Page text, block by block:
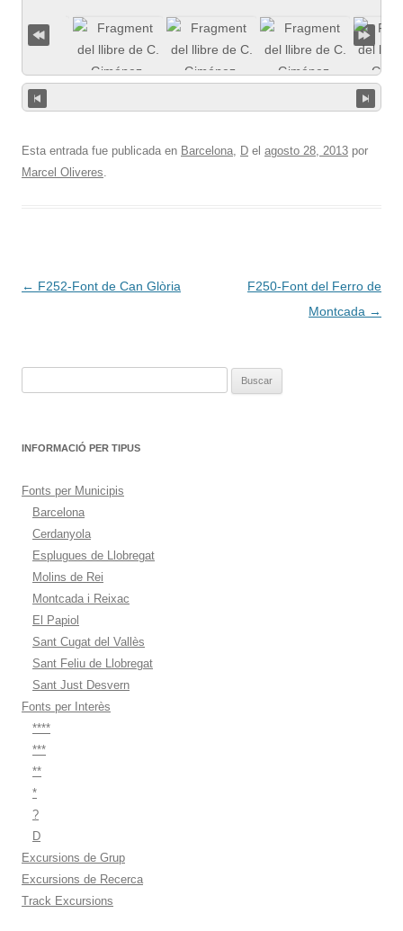
Esta entrada fue publicada en Barcelona, D el agosto 28, 2013 por
Marcel Oliveres.
Navegación
← F252-Font de Can Glòria
F250-Font del Ferro de
Montcada →
INFORMACIÓ PER TIPUS
Fonts per Municipis
Barcelona
Cerdanyola
Esplugues de Llobregat
Molins de Rei
Montcada i Reixac
El Papiol
Sant Cugat del Vallès
Sant Feliu de Llobregat
Sant Just Desvern
Fonts per Interès
****
***
**
*
?
D
Excursions de Grup
Excursions de Recerca
Track Excursions